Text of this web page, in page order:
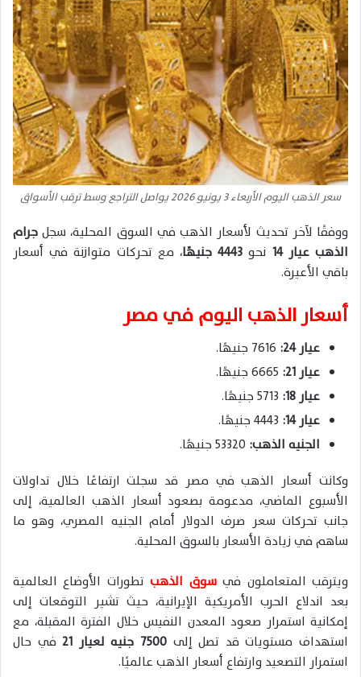
سعر الذهب اليوم الأربعاء 3 يونيو 2026 يواصل التراجع وسط ترقب الأسواق
ووفقًا لآخر تحديث لأسعار الذهب في السوق المحلية، سجل جرام
الذهب عيار 14
نحو 4443 جنيهًا
، مع تحركات متوازنة في أسعار
باقي الأعيرة.
أسعار الذهب اليوم في مصر
عيار 24:
عيار 21:
عيار 18:
عيار 14:
الجنيه الذهب:
وكانت أسعار الذهب في مصر قد سجلت ارتفاعًا خلال تداولات
الأسبوع الماضي، مدعومة بصعود أسعار الذهب العالمية، إلى
جانب تحركات سعر صرف الدولار أمام الجنيه المصري، وهو ما
ساهم في زيادة الأسعار بالسوق المحلية.
ويترقب المتعاملون فيسوق الذهبتطورات الأوضاع العالمية
بعد اندلاع الحرب الأمريكية الإيرانية، حيث تشير التوقعات إلى
إمكانية استمرار صعود المعدن النفيس خلال الفترة المقبلة، مع
استهداف مستويات قد تصل إلى 7500 جنيه لعيار 21
في حال
استمرار التصعيد وارتفاع أسعار الذهب عالميًا.